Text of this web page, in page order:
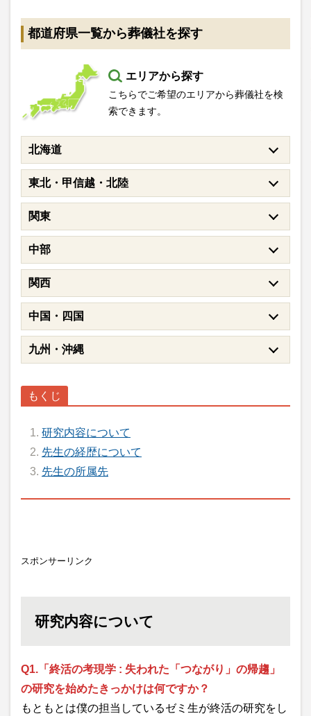
都道府県一覧から葬儀社を探す
エリアから探す
こちらでご希望のエリアから葬儀社を検
索できます。
北海道
東北・甲信越・北陸
関東
中部
関西
中国・四国
九州・沖縄
研究内容について
先生の経歴について
先生の所属先
スポンサーリンク
研究内容について
Q1.「終活の考現学 : 失われた「つながり」の帰趨」
の研究を始めたきっかけは何ですか？
もともとは僕の担当しているゼミ生が終活の研究をし